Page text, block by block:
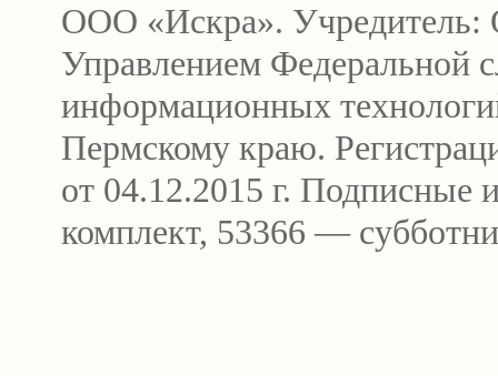
ООО «Искра». Учредитель:
Управлением Федеральной
информационных
Пермскому краю.
от 04.12.2015 г.
комплект, 53366 —